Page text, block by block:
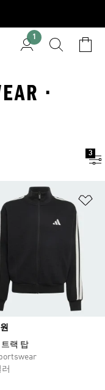
1
·
3
담기
트랙 탑